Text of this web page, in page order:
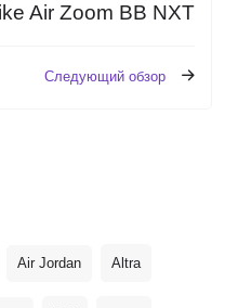
Air Zoom BB NXT
Следующий обзор
Air Jordan Altra